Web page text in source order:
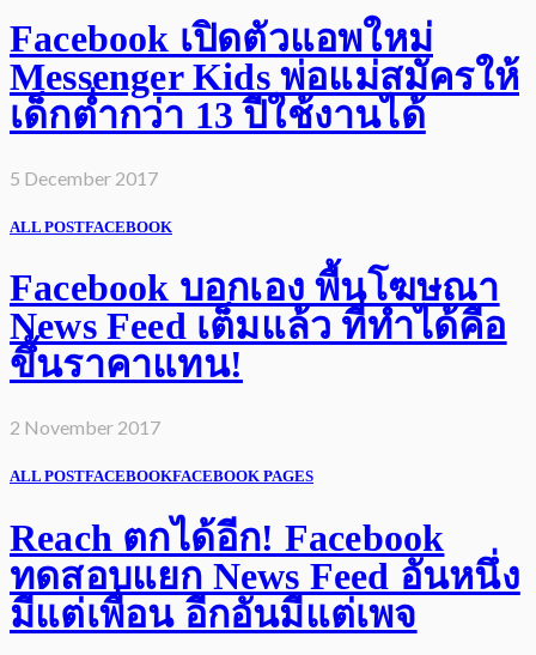
Facebook เปิดตัวแอพใหม่
Messenger Kids พ่อแม่สมัครให้
เด็กต่ำกว่า 13 ปีใช้งานได้
5 December 2017
ALL POSTFACEBOOK
Facebook บอกเอง พื้นโฆษณา
News Feed เต็มแล้ว ที่ทำได้คือ
ขึ้นราคาแทน!
2 November 2017
ALL POSTFACEBOOKFACEBOOK PAGES
Reach ตกได้อีก! Facebook
ทดสอบแยก News Feed อันหนึ่ง
มีแต่เพื่อน อีกอันมีแต่เพจ